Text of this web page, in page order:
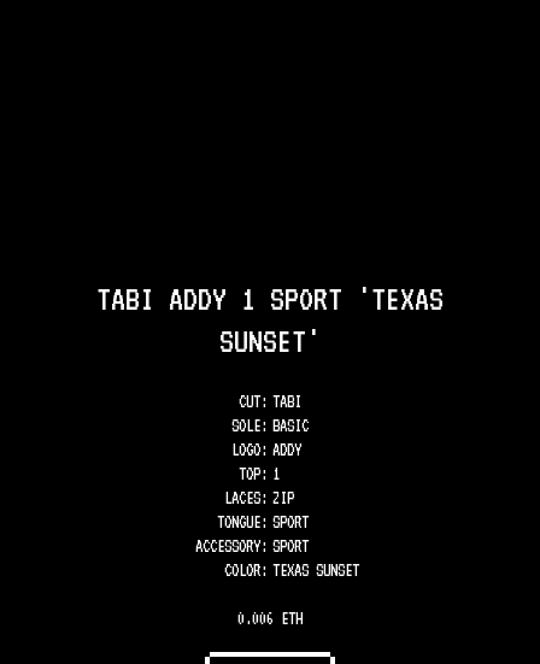
TABI ADDY 1 SPORT 'TEXAS
SUNSET'
CUT: TABI
SOLE: BASIC
LOGO: ADDY
TOP: 1
LACES: ZIP
TONGUE: SPORT
ACCESSORY: SPORT
COLOR: TEXAS SUNSET
0.006 ETH